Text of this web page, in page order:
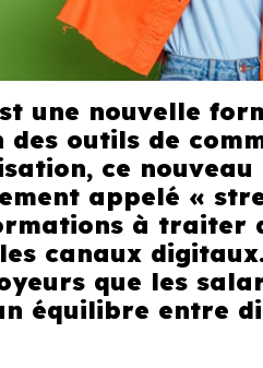
une nouvelle
outils de
ce
appelé «
à traiter
canaux digitaux.
que les
équilibre entre